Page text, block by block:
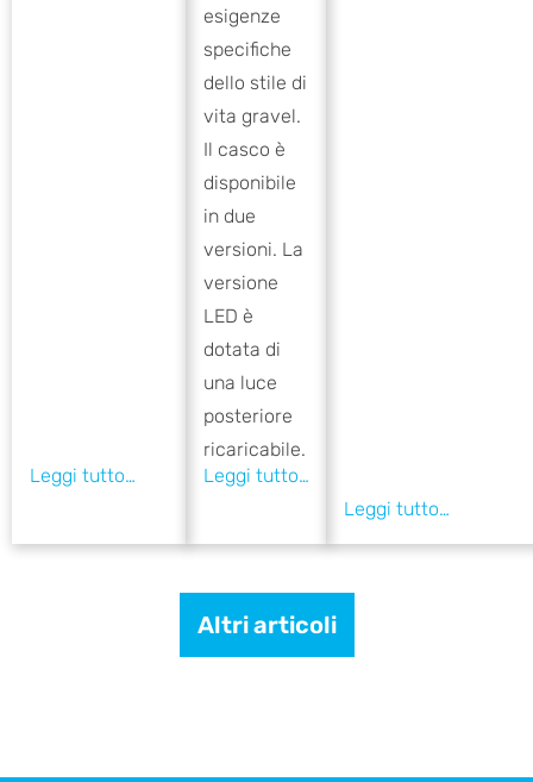
esigenze
specifiche
dello stile di
vita gravel.
Il casco è
disponibile
in due
versioni. La
versione
LED è
dotata di
una luce
posteriore
ricaricabile.
Altri articoli